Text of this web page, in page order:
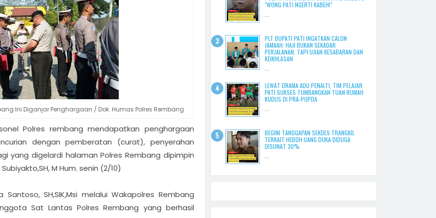
Ini Diganjar Penghargaan / Dok. Humas Polres Rembang
Polres rembang mendapatkan penghargaan
dengan pemberatan (curat), penyerahan
yang digelardi halaman Polres Rembang dipimpin
M Hum. senin (2/10)
Santoso, SH,SIK,Msi melalui Wakapolres Rembang
Sat Lantas Polres Rembang yang berhasil
"WONG PATI NGERTI KABEH!"
PLT BUPATI PATI INGATKAN CALON
JAMAAH: HAJI BUKAN SEKADAR
PERJALANAN, TAPI UJIAN KESABARAN DAN
KEIKHLASAN
LEWAT DRAMA ADU PENALTI, TIM PELAJAR
PATI SUKSES TUMBANGKAN TUAN RUMAH
KUDUS DI PRA-POPDA
BEGINI TANGGAPAN SEKDES TRANGKIL
TERKAIT HEBOH UANG DUKA DIDUGA
DISUNAT 30%